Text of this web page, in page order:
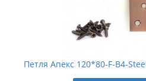
Петля Апекс 120*80-F-B4-